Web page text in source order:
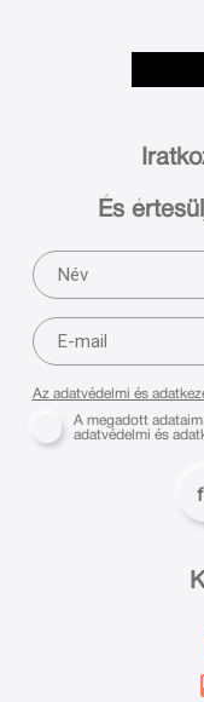
És
Az adatvédelmi és
A megadott